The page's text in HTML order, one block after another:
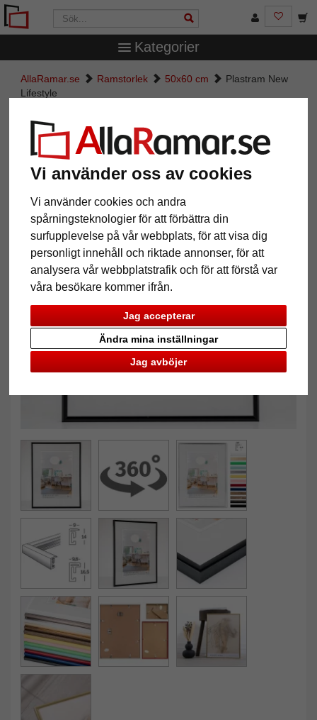
Vi använder oss av cookies
Vi använder cookies och andra
spårningsteknologier för att förbättra din
surfupplevelse på vår webbplats, för att visa dig
personligt innehåll och riktade annonser, för att
analysera vår webbplatstrafik och för att förstå var
våra besökare kommer ifrån.
Jag accepterar
Jag avböjer
Ändra mina inställningar
Kategorier
AllaRamar.se Ramstorlek 50x60 cm
Plastram New
Lifestyle
Plastram New Lifestyle